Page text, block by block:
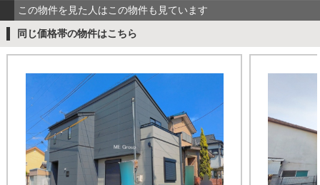
この物件を見た人はこの物件も見ています
同じ価格帯の物件はこちら